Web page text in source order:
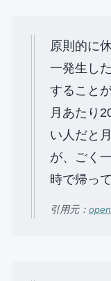
原則的に
⼀発⽣し
すること
⽉あたり
い⼈だと
が、ごく
時で帰っ
引用元：